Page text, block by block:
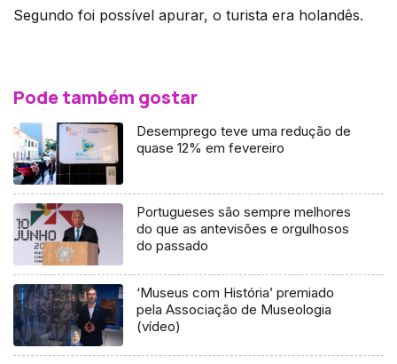
Segundo foi possível apurar, o turista era holandês.
Pode também gostar
Desemprego teve uma redução de
quase 12% em fevereiro
Portugueses são sempre melhores
do que as antevisões e orgulhosos
do passado
‘Museus com História’ premiado
pela Associação de Museologia
(vídeo)